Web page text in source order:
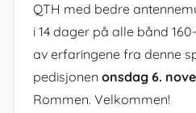
QTH med bedre
i 14 dager på alle bånd
av erfaringene fra denne
pedisjonen onsdag 6.
Rommen. Velkommen!